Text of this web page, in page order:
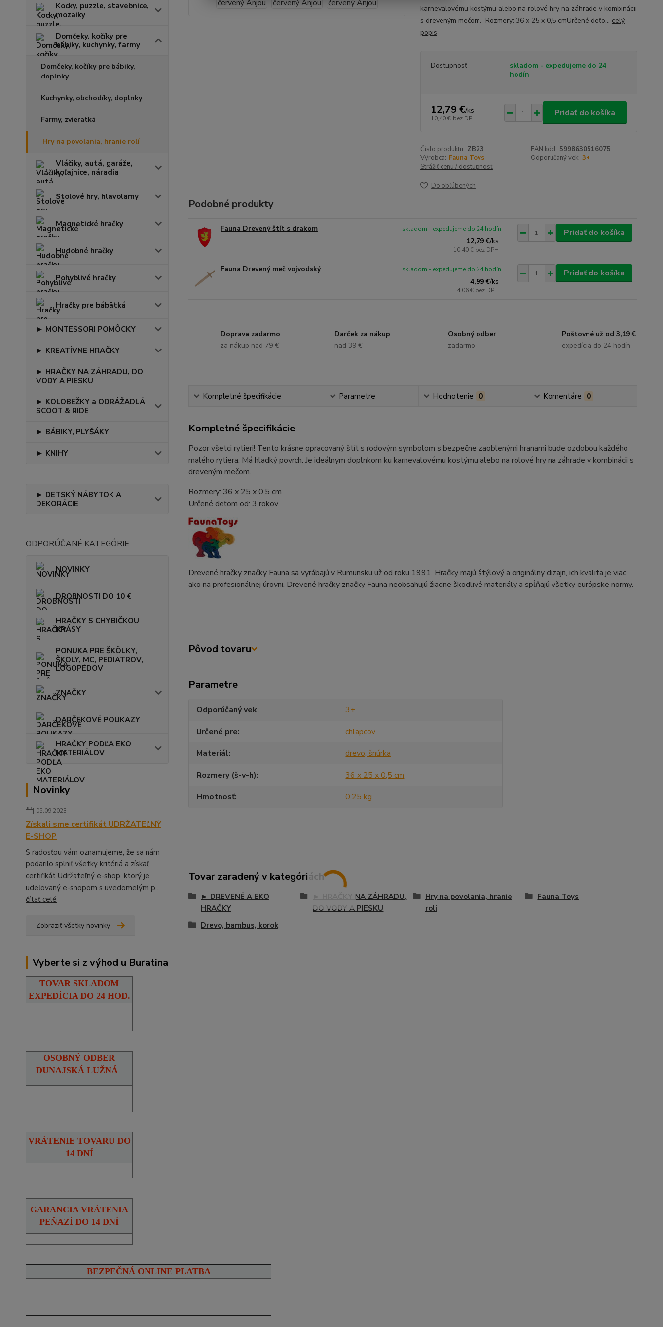
Kocky, puzzle, stavebnice,
mozaiky
Domčeky, kočíky pre
bábiky, kuchynky, farmy
Domčeky, kočíky pre bábiky,
doplnky
Kuchynky, obchodíky, doplnky
Farmy, zvieratká
Hry na povolania, hranie rolí
Vláčiky, autá, garáže,
koľajnice, náradia
Stolové hry, hlavolamy
Magnetické hračky
Hudobné hračky
Pohyblivé hračky
Hračky pre bábätká
► MONTESSORI POMÔCKY
► KREATÍVNE HRAČKY
► HRAČKY NA ZÁHRADU, DO
VODY A PIESKU
► KOLOBEŽKY a ODRÁŽADLÁ
SCOOT & RIDE
► BÁBIKY, PLYŠÁKY
► KNIHY
► DETSKÝ NÁBYTOK A
DEKORÁCIE
ODPORÚČANÉ KATEGÓRIE
NOVINKY
DROBNOSTI DO 10 €
HRAČKY S CHYBIČKOU
KRÁSY
PONUKA PRE ŠKÔLKY,
ŠKOLY, MC, PEDIATROV,
LOGOPÉDOV
ZNAČKY
DARČEKOVÉ POUKAZY
HRAČKY PODĽA EKO
MATERIÁLOV
Novinky
05.09.2023
Získali sme certifikát UDRŽATEĽNÝ
E-SHOP
S radosťou vám oznamujeme, že sa nám
podarilo splniť všetky kritériá a získať
certifikát Udržateľný e-shop, ktorý je
udeľovaný e-shopom s uvedomelým p...
čítať celé
Zobraziť všetky novinky
Vyberte si z výhod u Buratina
TOVAR SKLADOM
EXPEDÍCIA DO 24 HOD.
OSOBNÝ ODBER
DUNAJSKÁ LUŽNÁ
VRÁTENIE TOVARU DO
14 DNÍ
GARANCIA VRÁTENIA
PEŇAZÍ DO 14 DNÍ
BEZPEČNÁ ONLINE PLATBA
karnevalovému kostýmu alebo na rolové hry na záhrade v kombinácii
s dreveným mečom. Rozmery: 36 x 25 x 0,5 cmUrčené deťo... celý
popis
Dostupnosť
skladom - expedujeme do 24
hodín
12,79 €/ks
10,40 € bez DPH
Pridať do košíka
Číslo produktu: ZB23 EAN kód: 5998630516075
Výrobca: Fauna Toys Odporúčaný vek: 3+
Strážiť cenu / dostupnosť
Do obľúbených
Podobné produkty
Fauna Drevený štít s drakom
12,79 €/ks
10,40 € bez DPH
skladom - expedujeme do 24 hodín Pridať do košíka
Fauna Drevený meč vojvodský
4,99 €/ks
4,06 € bez DPH
skladom - expedujeme do 24 hodín Pridať do košíka
Doprava zadarmo
za nákup nad 79 €
Darček za nákup
nad 39 €
Osobný odber
zadarmo
Poštovné už od 3,19 €
expedícia do 24 hodín
Kompletné špecifikácie Parametre Hodnotenie 0 Komentáre 0
Kompletné špecifikácie
Pozor všetci rytieri! Tento krásne opracovaný štít s rodovým symbolom s bezpečne zaoblenými hranami bude ozdobou každého
malého rytiera. Má hladký povrch. Je ideálnym doplnkom ku karnevalovému kostýmu alebo na rolové hry na záhrade v kombinácii s
dreveným mečom.
Rozmery: 36 x 25 x 0,5 cm
Určené deťom od: 3 rokov
Drevené hračky značky Fauna sa vyrábajú v Rumunsku už od roku 1991. Hračky majú štýlový a originálny dizajn, ich kvalita je viac
ako na profesionálnej úrovni. Drevené hračky značky Fauna neobsahujú žiadne škodlivé materiály a spĺňajú všetky európske normy.
Pôvod tovaru
Parametre
Odporúčaný vek
3+
Určené pre
chlapcov
Materiál
drevo, šnúrka
Rozmery (š-v-h)
36 x 25 x 0,5 cm
Hmotnosť
0,25 kg
Tovar zaradený v kategóriách
► DREVENÉ A EKO
HRAČKY
► HRAČKY NA ZÁHRADU,
DO VODY A PIESKU
Hry na povolania, hranie
rolí
Fauna Toys
Drevo, bambus, korok